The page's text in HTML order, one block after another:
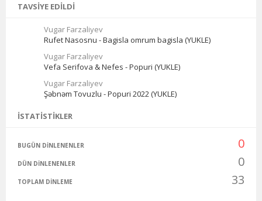
TAVSIYE EDILDI
Vugar Farzaliyev
Rufet Nasosnu - Bagisla omrum bagisla (YUKLE)
Vugar Farzaliyev
Vefa Serifova & Nefes - Popuri (YUKLE)
Vugar Farzaliyev
Şəbnəm Tovuzlu - Popuri 2022 (YUKLE)
İSTATISTIKLER
BUGÜN DINLENENLER 0
DÜN DINLENENLER 0
TOPLAM DINLEME 33